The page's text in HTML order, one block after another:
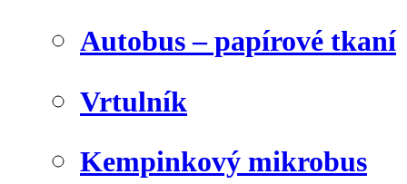
Autobus – papírové tkaní
Vrtulník
Kempinkový mikrobus